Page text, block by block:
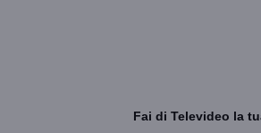
Fai di Televideo la